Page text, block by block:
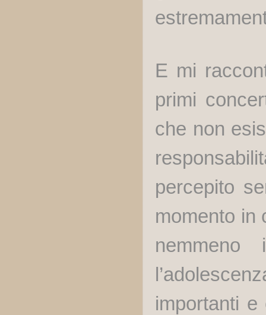
E mi
primi
che non
percepito
momento in
importanti